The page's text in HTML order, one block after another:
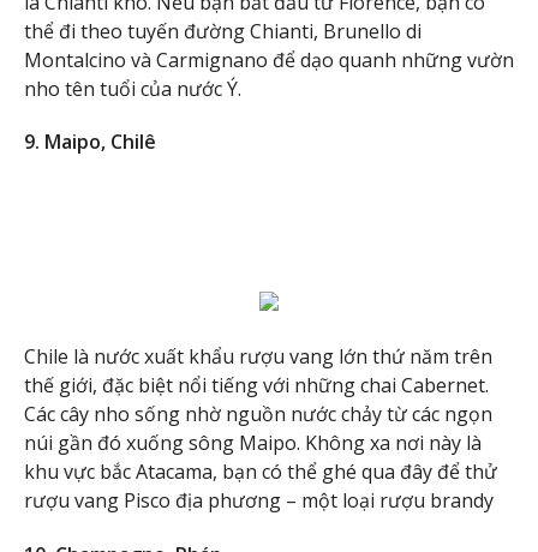
thể đi theo tuyến đường Chianti, Brunello di
Montalcino và Carmignano để dạo quanh những vườn
nho tên tuổi của nước Ý.
9. Maipo, Chilê
Chile là nước xuất khẩu rượu vang lớn thứ năm trên
thế giới, đặc biệt nổi tiếng với những chai Cabernet.
Các cây nho sống nhờ nguồn nước chảy từ các ngọn
núi gần đó xuống sông Maipo. Không xa nơi này là
khu vực bắc Atacama, bạn có thể ghé qua đây để thử
rượu vang Pisco địa phương – một loại rượu brandy